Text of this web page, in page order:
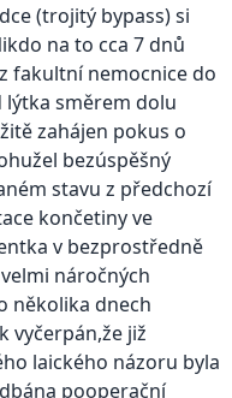
(trojitý bypass) si
na to cca 7 dnů
fakultní nemocnice do
lýtka směrem dolu
zahájen pokus o
bezúspěšný
stavu z předchozí
končetiny ve
v bezprostředně
náročných
několika dnech
vyčerpán,že již
laického názoru byla
pooperační